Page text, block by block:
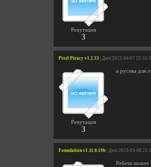
Репутация
3
Pixel Piracy v1.2.33 | Дата 2023-04-07
Репутация
3
а русика для
Foundation v1.11.0.19b | Дата 2023-03-08
Ребетя может